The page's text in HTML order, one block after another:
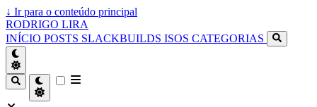
↓ Ir para o conteúdo principal
RODRIGO LIRA
INÍCIO POSTS SLACKBUILDS ISOS CATEGORIAS